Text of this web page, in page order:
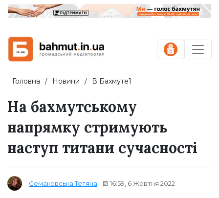
Головна Новини В Бахмуте1
На бахмутському
напрямку стримують
наступ титани сучасності
Семаковська Тетяна 16:59, 6 Жовтня 2022